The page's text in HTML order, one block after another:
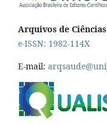
Arquivos de
e-ISSN: 1982-114X
E-mail: